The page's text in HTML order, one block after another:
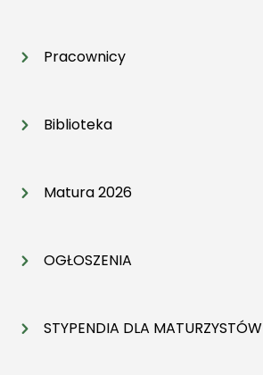
Pracownicy
Biblioteka
Matura 2026
OGŁOSZENIA
STYPENDIA DLA MATURZYSTÓW